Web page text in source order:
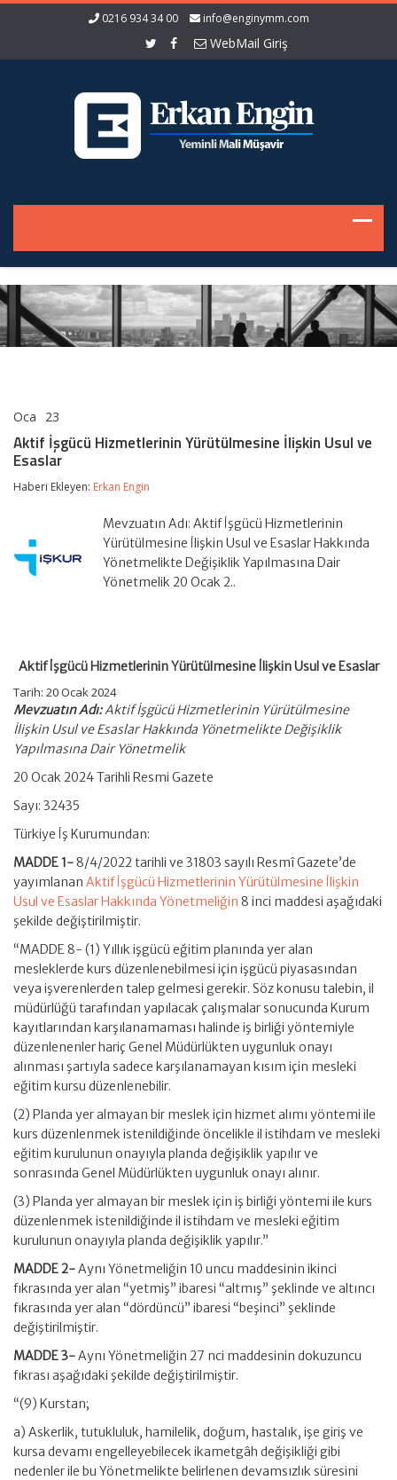
0216 934 34 00 info@enginymm.com
WebMail Giriş
Oca 23
Hizmetlerinin
Usul
Esaslar
Aktif İşgücü Hizmetlerinin Yürütülmesine İlişkin Usul ve
Esaslar
Haberi Ekleyen: Erkan Engin
Mevzuatın Adı: Aktif İşgücü Hizmetlerinin
Yürütülmesine İlişkin Usul ve Esaslar Hakkında
Yönetmelikte Değişiklik Yapılmasına Dair
Yönetmelik 20 Ocak 2..
Aktif İşgücü Hizmetlerinin Yürütülmesine İlişkin Usul ve Esaslar
Tarih: 20 Ocak 2024
Mevzuatın Adı:Aktif İşgücü Hizmetlerinin Yürütülmesine
İlişkin Usul ve Esaslar Hakkında Yönetmelikte Değişiklik
Yapılmasına Dair Yönetmelik
20 Ocak 2024 Tarihli Resmi Gazete
Sayı: 32435
Türkiye İş Kurumundan:
MADDE 1-8/4/2022 tarihli ve 31803 sayılı Resmî Gazete’de
yayımlanan Aktif İşgücü Hizmetlerinin Yürütülmesine İlişkin
Usul ve Esaslar Hakkında Yönetmeliğin 8 inci maddesi aşağıdaki
şekilde değiştirilmiştir.
“MADDE 8- (1) Yıllık işgücü eğitim planında yer alan
mesleklerde kurs düzenlenebilmesi için işgücü piyasasından
veya işverenlerden talep gelmesi gerekir. Söz konusu talebin, il
müdürlüğü tarafından yapılacak çalışmalar sonucunda Kurum
kayıtlarından karşılanamaması halinde iş birliği yöntemiyle
düzenlenenler hariç Genel Müdürlükten uygunluk onayı
alınması şartıyla sadece karşılanamayan kısım için mesleki
eğitim kursu düzenlenebilir.
(2) Planda yer almayan bir meslek için hizmet alımı yöntemi ile
kurs düzenlenmek istenildiğinde öncelikle il istihdam ve mesleki
eğitim kurulunun onayıyla planda değişiklik yapılır ve
sonrasında Genel Müdürlükten uygunluk onayı alınır.
(3) Planda yer almayan bir meslek için iş birliği yöntemi ile kurs
düzenlenmek istenildiğinde il istihdam ve mesleki eğitim
kurulunun onayıyla planda değişiklik yapılır.”
MADDE 2-Aynı Yönetmeliğin 10 uncu maddesinin ikinci
fıkrasında yer alan “yetmiş” ibaresi “altmış” şeklinde ve altıncı
fıkrasında yer alan “dördüncü” ibaresi “beşinci” şeklinde
değiştirilmiştir.
MADDE 3-Aynı Yönetmeliğin 27 nci maddesinin dokuzuncu
fıkrası aşağıdaki şekilde değiştirilmiştir.
“(9) Kurstan;
a) Askerlik, tutukluluk, hamilelik, doğum, hastalık, işe giriş ve
kursa devamı engelleyebilecek ikametgâh değişikliği gibi
nedenler ile bu Yönetmelikte belirlenen devamsızlık süresini